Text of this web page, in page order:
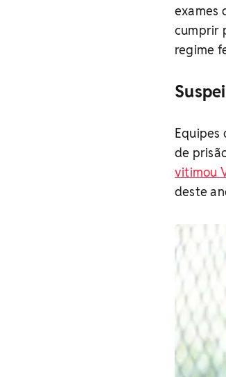
exames
cumprir
regime
Equipes
de
vitimou
deste